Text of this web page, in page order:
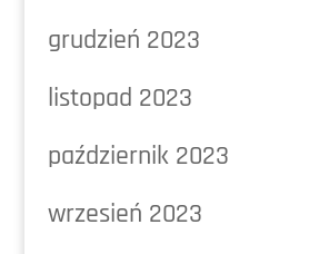
grudzień 2023
listopad 2023
październik 2023
wrzesień 2023